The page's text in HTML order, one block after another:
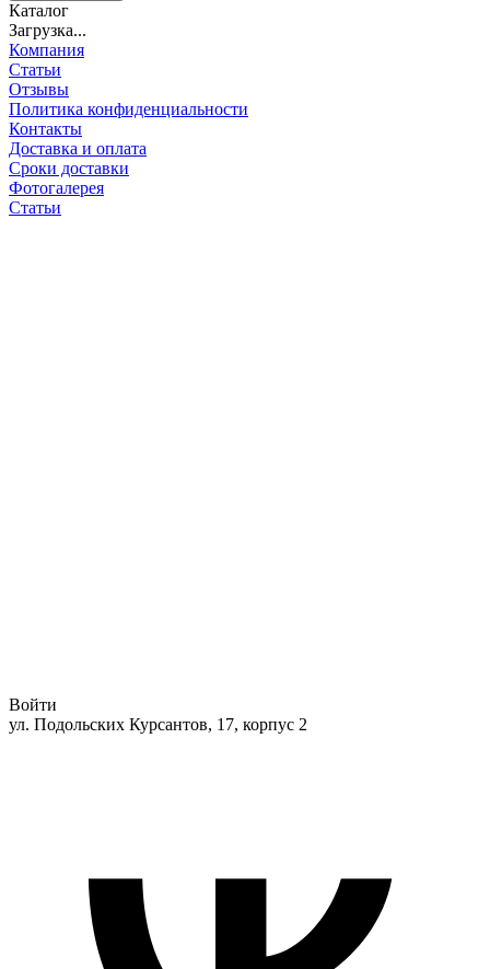
Каталог
Загрузка...
Компания
Статьи
Отзывы
Политика конфиденциальности
Контакты
Доставка и оплата
Сроки доставки
Фотогалерея
Статьи
Войти
ул. Подольских Курсантов, 17, корпус 2